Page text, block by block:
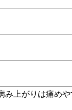
上がりは痛め